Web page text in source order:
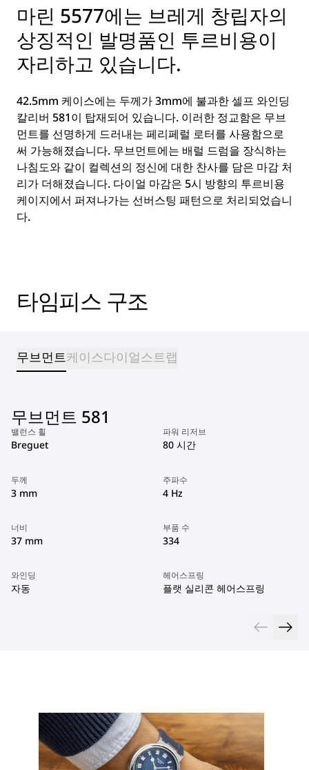
마린 5577에는 브레게 창립자의
상징적인 발명품인 투르비용이
자리하고 있습니다.
42.5mm 케이스에는 두께가 3mm에 불과한 셀프 와인딩
칼리버 581이 탑재되어 있습니다. 이러한 정교함은 무브
먼트를 선명하게 드러내는 페리페럴 로터를 사용함으로
써 가능해졌습니다. 무브먼트에는 배럴 드럼을 장식하는
나침도와 같이 컬렉션의 정신에 대한 찬사를 담은 마감 처
리가 더해졌습니다. 다이얼 마감은 5시 방향의 투르비용
케이지에서 퍼져나가는 선버스팅 패턴으로 처리되었습니
다.
타임피스 구조
무브먼트케이스다이얼스트랩
무브먼트 581
밸런스 휠
Breguet
파워 리저브
80 시간
두께
3 mm
주파수
4 Hz
너비
37 mm
부품 수
334
와인딩
자동
헤어스프링
플랫 실리콘 헤어스프링